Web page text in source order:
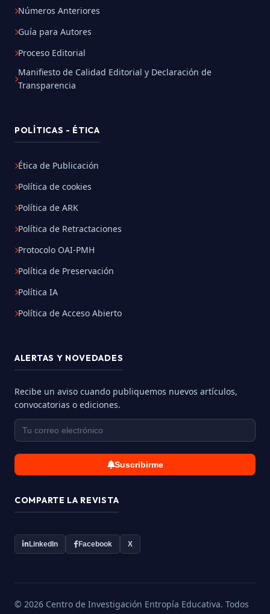
Números Anteriores
Guía para Autores
Proceso Editorial
Manifiesto de Calidad Editorial y Declaración de
Transparencia
POLÍTICAS - ÉTICA
Ética de Publicación
Política de cookies
Política de ARK
Política de Retractaciones
Protocolo OAI-PMH
Política de Preservación
Política IA
Política de Acceso Abierto
ALERTAS Y NOVEDADES
Recibe un aviso cuando publiquemos nuevos artículos,
convocatorias o ediciones.
Suscribirme
COMPARTE LA REVISTA
LinkedIn Facebook X
© 2026 Centro de Investigación Entropía Educativa. Todos